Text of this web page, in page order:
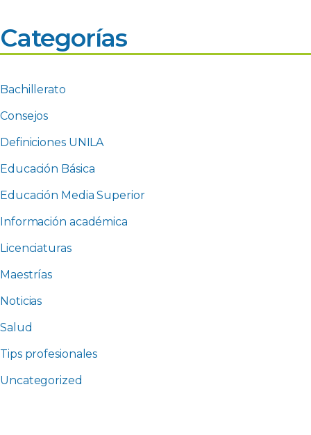
Categorías
Bachillerato
Consejos
Definiciones UNILA
Educación Básica
Educación Media Superior
Información académica
Licenciaturas
Maestrías
Noticias
Salud
Tips profesionales
Uncategorized